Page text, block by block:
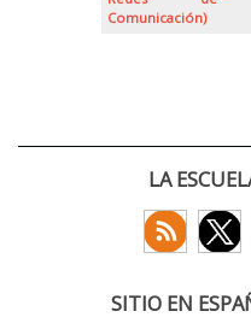
Comunicación)
LA
SITIO EN